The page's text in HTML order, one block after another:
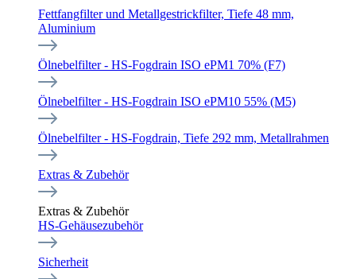
Fettfangfilter und Metallgestrickfilter, Tiefe 48 mm,
Aluminium
Ölnebelfilter - HS-Fogdrain ISO ePM1 70% (F7)
Ölnebelfilter - HS-Fogdrain ISO ePM10 55% (M5)
Ölnebelfilter - HS-Fogdrain, Tiefe 292 mm, Metallrahmen
Extras & Zubehör
Extras & Zubehör
HS-Gehäusezubehör
Sicherheit